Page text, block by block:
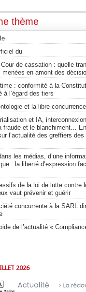
thème
du
de cassation : quelle
menées en amont des
: conformité à la
à l’égard des tiers
et la libre
et IA,
fraude et le blanchiment…
l’actualité des greffiers
les médias, d’une
: la liberté d’expression
de la loi de lutte contre
vaut prévenir et guérir
concurrente à la SARL
de l’actualité «
2026